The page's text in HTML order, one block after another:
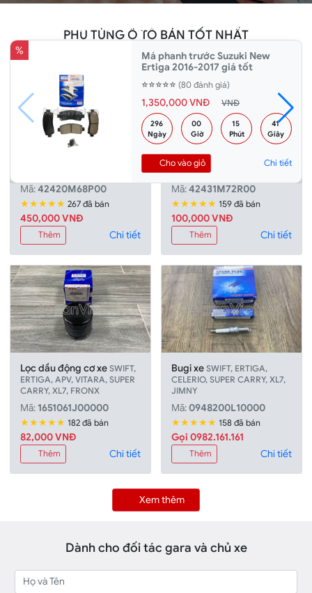
Phụ tùng đang có ưu đãi hấp dẫn
%
Má phanh trước Suzuki New
Ertiga 2016-2017 giá tốt
⭐⭐⭐⭐⭐(80 đánh giá)
1,350,000 VNĐ VNĐ
296
Ngày
00
Giờ
15
Phút
40
Giây
Cho vào giỏ Chi tiết
PHỤ TÙNG Ô TÔ BÁN TỐT NHẤT
Mã:42420M68P00
★★★★★ 267 đã bán
450,000 VNÐ
Thêm Chi tiết
Cao su ốp cân bằng trước
xeSWIFT, ERTIGA, XL7
Mã:42431M72R00
★★★★★ 159 đã bán
100,000 VNÐ
Thêm Chi tiết
Lọc dầu động cơ xeSWIFT,
ERTIGA, APV, VITARA, SUPER
CARRY, XL7, FRONX
Mã: 1651061J00000
★★★★★ 182 đã bán
82,000 VNÐ
Thêm Chi tiết
Bugi xeSWIFT, ERTIGA,
CELERIO, SUPER CARRY, XL7,
JIMNY
Mã:0948200L10000
★★★★★ 158 đã bán
Gọi 0982.161.161
Thêm Chi tiết
Xem thêm
Dành cho đối tác gara và chủ xe